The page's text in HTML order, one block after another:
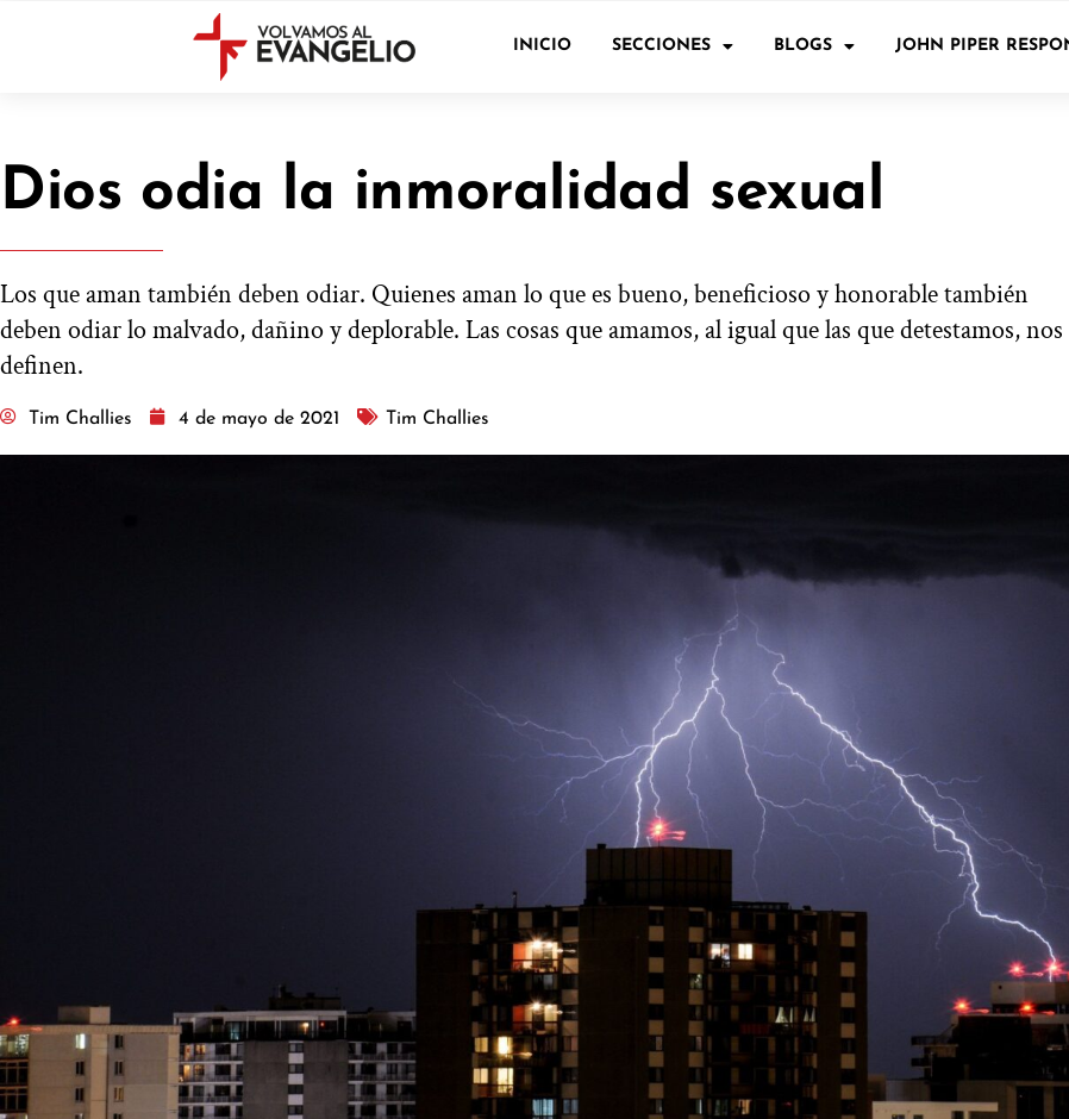
INICIO SECCIONES BLOGS JOHN PIPER
Dios odia la inmoralidad sexual
Los que aman también deben odiar. Quienes aman lo que es bueno, beneficioso y honorable también
deben odiar lo malvado, dañino y deplorable. Las cosas que amamos, al igual que las que detestamos, nos
definen.
Tim Challies 4 de mayo de 2021 Tim Challies